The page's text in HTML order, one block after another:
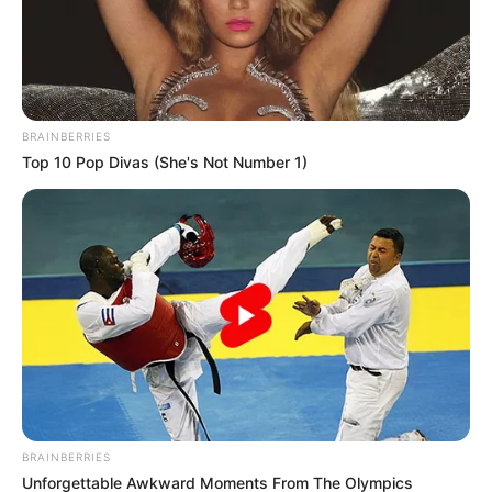
BRAINBERRIES
Top 10 Pop Divas (She's Not Number 1)
BRAINBERRIES
Unforgettable Awkward Moments From The Olympics